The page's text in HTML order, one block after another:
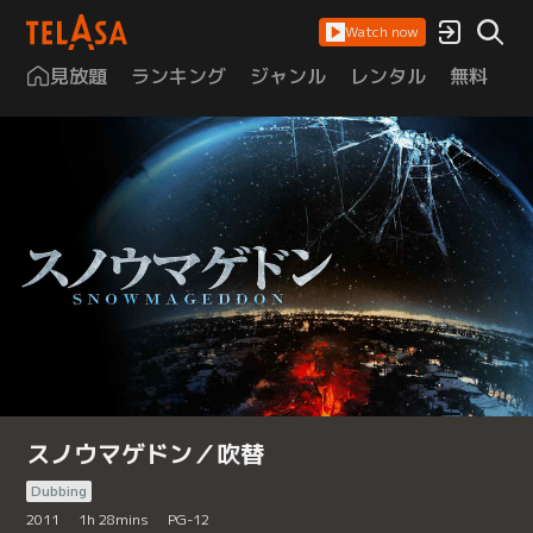
Watch now
見放題 ランキング ジャンル レンタル 無料
スノウマゲドン／吹替
Dubbing
2011
1h 28mins PG-12